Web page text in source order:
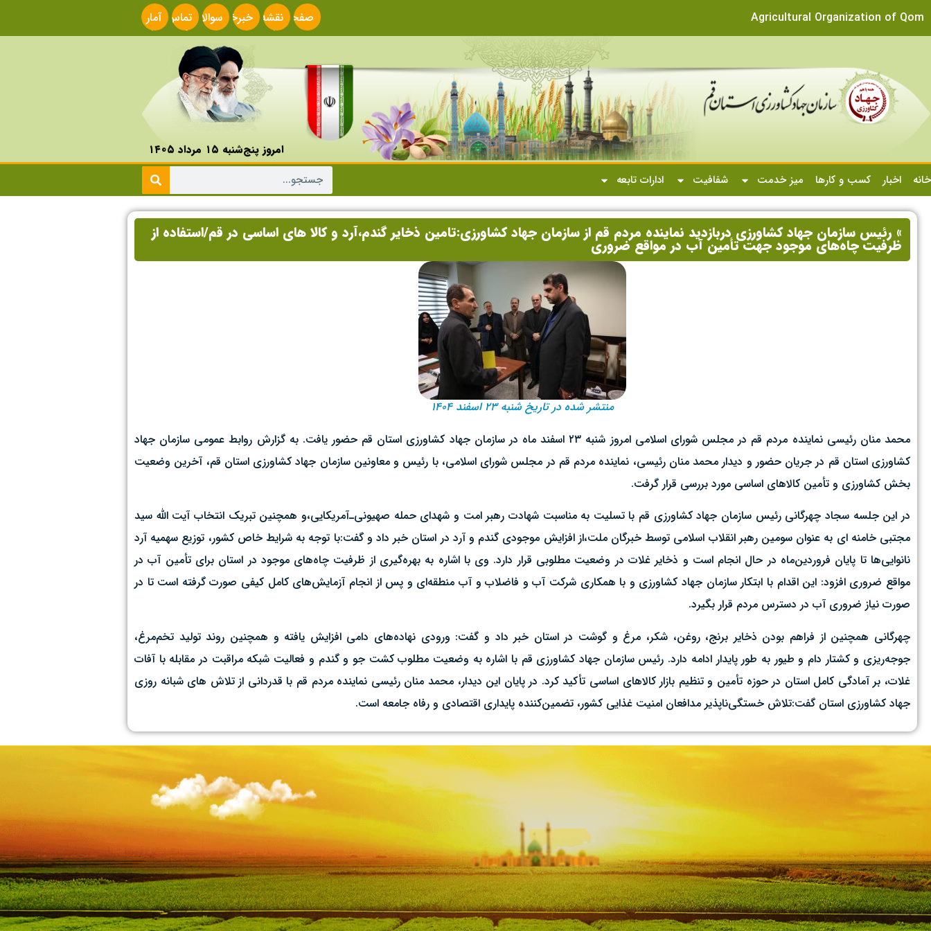
Agricultural Organization of Qom
صفحه
اصلی
نقشه
سایت
خبرخوانسوالات
متداول
تماس
با ما
آمار
سایت
امروز پنج‌شنبه ۱۵ مرداد ۱۴۰۵
خانه
اخبار کسب و کارها میز خدمت شفافیت ادارات تابعه
» رئیس سازمان جهاد کشاورزی دربازدید نماینده مردم قم از سازمان جهاد کشاورزی:تامین ذخایر گندم،آرد و کالا های اساسی در قم/استفاده از
ظرفیت چاه‌های موجود جهت تأمین آب در مواقع ضروری
منتشر شده در تاریخ شنبه ۲۳ اسفند ۱۴۰۴
محمد منان رئیسی نماینده مردم قم در مجلس شورای اسلامی امروز شنبه ۲۳ اسفند ماه در سازمان جهاد کشاورزی استان قم حضور یافت. به گزارش روابط عمومی سازمان جهاد
کشاورزی استان قم در جریان حضور و دیدار محمد منان رئیسی، نماینده مردم قم در مجلس شورای اسلامی، با رئیس و معاونین سازمان جهاد کشاورزی استان قم، آخرین وضعیت
بخش کشاورزی و تأمین کالاهای اساسی مورد بررسی قرار گرفت.
در این جلسه سجاد چهرگانی رئیس سازمان جهاد کشاورزی قم با تسلیت به مناسبت شهادت رهبر امت و شهدای حمله صهیونی‌ـ‌آمریکایی،و همچنین تبریک انتخاب آیت الله سید
مجتبی خامنه ای به عنوان سومین رهبر انقلاب اسلامی توسط خبرگان ملت،از افزایش موجودی گندم و آرد در استان خبر داد و گفت:با توجه به شرایط خاص کشور، توزیع سهمیه آرد
نانوایی‌ها تا پایان فروردین‌ماه در حال انجام است و ذخایر غلات در وضعیت مطلوبی قرار دارد. وی با اشاره به بهره‌گیری از ظرفیت چاه‌های موجود در استان برای تأمین آب در
مواقع ضروری افزود: این اقدام با ابتکار سازمان جهاد کشاورزی و با همکاری شرکت آب و فاضلاب و آب منطقه‌ای و پس از انجام آزمایش‌های کامل کیفی صورت گرفته است تا در
صورت نیاز ضروری آب در دسترس مردم قرار بگیرد.
چهرگانی همچنین از فراهم بودن ذخایر برنج، روغن، شکر، مرغ و گوشت در استان خبر داد و گفت: ورودی نهاده‌های دامی افزایش یافته و همچنین روند تولید تخم‌مرغ،
جوجه‌ریزی و کشتار دام و طیور به طور پایدار ادامه دارد. رئیس سازمان جهاد کشاورزی قم با اشاره به وضعیت مطلوب کشت جو و گندم و فعالیت شبکه مراقبت در مقابله با آفات
غلات، بر آمادگی کامل استان در حوزه تأمین و تنظیم بازار کالاهای اساسی تأکید کرد. در پایان این دیدار، محمد منان رئیسی نماینده مردم قم با قدردانی از تلاش های شبانه روزی
جهاد کشاورزی استان گفت:تلاش خستگی‌ناپذیر مدافعان امنیت غذایی کشور، تضمین‌کننده پایداری اقتصادی و رفاه جامعه است.